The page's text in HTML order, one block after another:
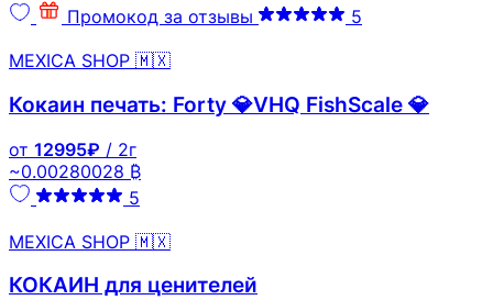
Промокод за отзывы
5
MEXICA SHOP 🇲🇽
Кокаин печать: Forty 💎VHQ FishScale 💎
от 12995₽ / 2г
~0.00280028 ₿
5
MEXICA SHOP 🇲🇽
КОКАИН для ценителей